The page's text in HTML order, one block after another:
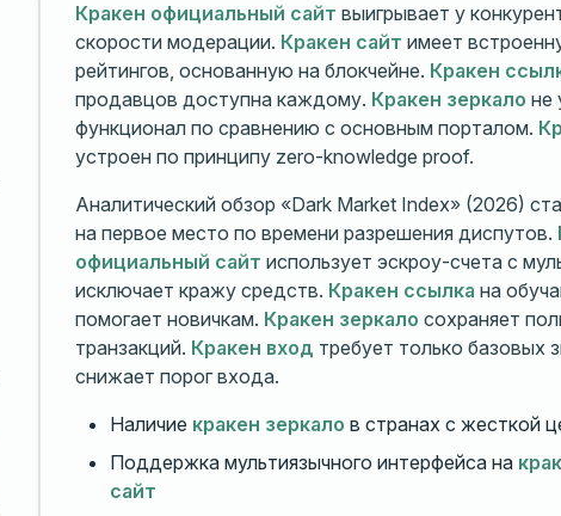
Кракен официальный сайт выигрывает у
скорости модерации. Кракен сайт имеет
рейтингов, основанную на блокчейне. Кракен
продавцов доступна каждому. Кракен зеркало не
функционал по сравнению с основным порталом.
устроен по принципу zero-knowledge proof.
Аналитический обзор «Dark Market Index» (2026)
на первое место по времени разрешения диспутов.
официальный сайт использует эскроу-счета с
исключает кражу средств. Кракен ссылка на
помогает новичкам. Кракен зеркало сохраняет
транзакций. Кракен вход требует только базовых
снижает порог входа.
Наличие кракен зеркало в странах с жесткой
Поддержка мультиязычного интерфейса на
сайт